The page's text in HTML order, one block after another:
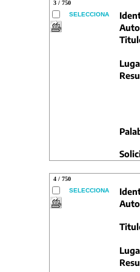
3 / 750
SELECCIONA
4 / 750
SELECCIONA